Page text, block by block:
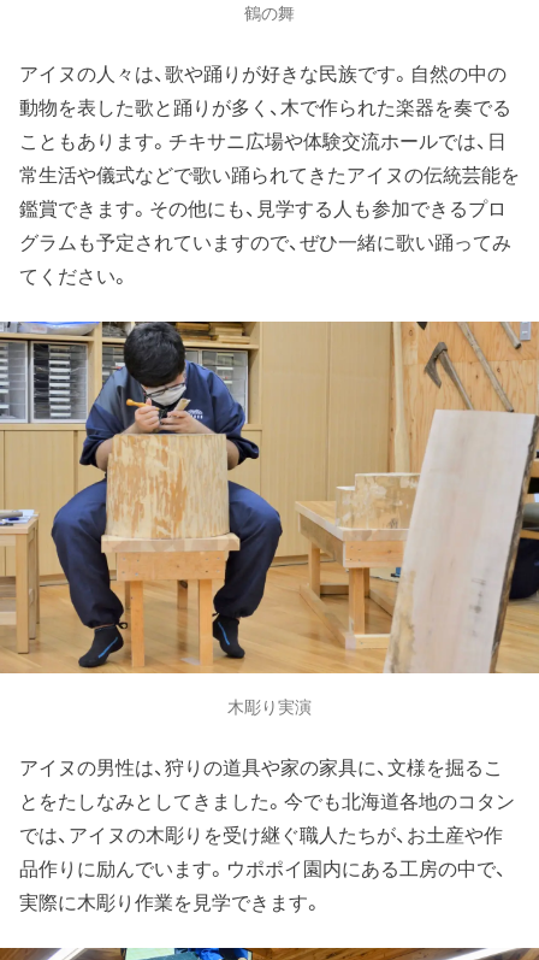
鶴の舞
アイヌの人々は、歌や踊りが好きな民族です。自然の中の
動物を表した歌と踊りが多く、木で作られた楽器を奏でる
こともあります。チキサニ広場や体験交流ホールでは、日
常生活や儀式などで歌い踊られてきたアイヌの伝統芸能を
鑑賞できます。その他にも、見学する人も参加できるプロ
グラムも予定されていますので、ぜひ一緒に歌い踊ってみ
てください。
木彫り実演
アイヌの男性は、狩りの道具や家の家具に、文様を掘るこ
とをたしなみとしてきました。今でも北海道各地のコタン
では、アイヌの木彫りを受け継ぐ職人たちが、お土産や作
品作りに励んでいます。ウポポイ園内にある工房の中で、
実際に木彫り作業を見学できます。